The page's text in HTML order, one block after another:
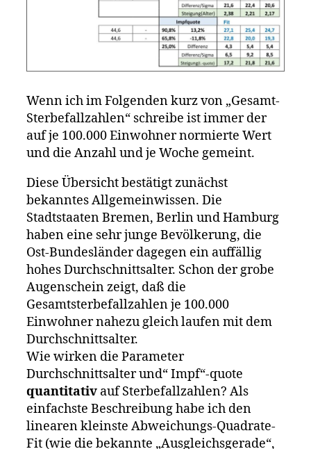
Wenn ich im Folgenden kurz von „Gesamt-
Sterbefallzahlen“ schreibe ist immer der
auf je 100.000 Einwohner normierte Wert
und die Anzahl und je Woche gemeint.
Diese Übersicht bestätigt zunächst
bekanntes Allgemeinwissen. Die
Stadtstaaten Bremen, Berlin und Hamburg
haben eine sehr junge Bevölkerung, die
Ost-Bundesländer dagegen ein auffällig
hohes Durchschnittsalter. Schon der grobe
Augenschein zeigt, daß die
Gesamtsterbefallzahlen je 100.000
Einwohner nahezu gleich laufen mit dem
Durchschnittsalter.
Wie wirken die Parameter
Durchschnittsalter und“ Impf“-quote
quantitativ auf Sterbefallzahlen? Als
einfachste Beschreibung habe ich den
linearen kleinste Abweichungs-Quadrate-
Fit (wie die bekannte „Ausgleichsgerade“,